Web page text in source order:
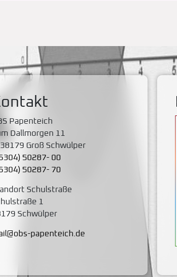
Papenteich
Dallmorgen 11
38179 Groß Schwülper
50287- 00
50287- 70
Schulstraße
1
Schwülper
papenteich.de